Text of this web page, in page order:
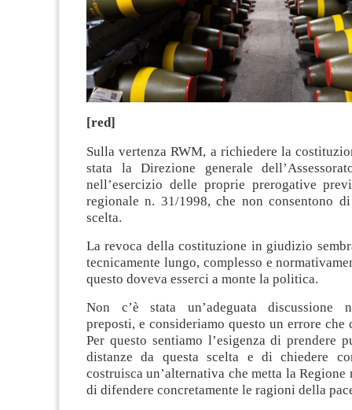
[red]
Sulla vertenza RWM, a richiedere la
stata la Direzione generale
nell’esercizio delle proprie prerogative
regionale n. 31/1998, che non consentono
scelta.
La revoca della costituzione in giudizio
tecnicamente lungo, complesso e
questo doveva esserci a monte la politica.
Non c’è stata un’adeguata discussione
preposti, e consideriamo questo un errore
Per questo sentiamo l’esigenza di prendere
distanze da questa scelta e di chiedere
costruisca un’alternativa che metta la
di difendere concretamente le ragioni della